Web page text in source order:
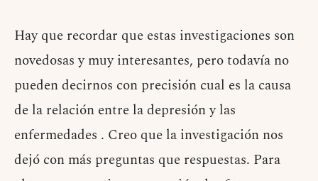
Hay que recordar que estas investigaciones son
novedosas y muy interesantes, pero todavía no
pueden decirnos con precisión cual es la causa
de la relación entre la depresión y las
enfermedades . Creo que la investigación nos
dejó con más preguntas que respuestas. Para